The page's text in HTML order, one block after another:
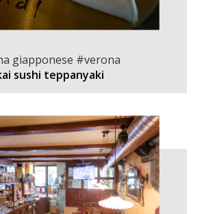
giapponese #verona
sushi teppanyaki